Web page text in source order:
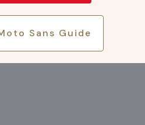
Sans Guide